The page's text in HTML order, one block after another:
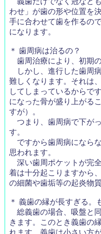
わせ」が歯の形や位置を
手に合わせて歯を作るの
になります。
＊ 歯周病は治るの？
歯周治療により、初期
しかし、進行した歯周
難しくなります。それは
してしまっているからで
になった骨が盛り上がる
すが）。
つまり、歯周病で下が
す。
ですから歯周病になら
思われます。
深い歯周ポケットが完
着は十分起こりますから
の細菌や歯垢等の起炎物
＊ 義歯の縁が長すぎる。
総義歯の場合、吸盤と
きます。このとき義歯の
れます。義歯は小さい方